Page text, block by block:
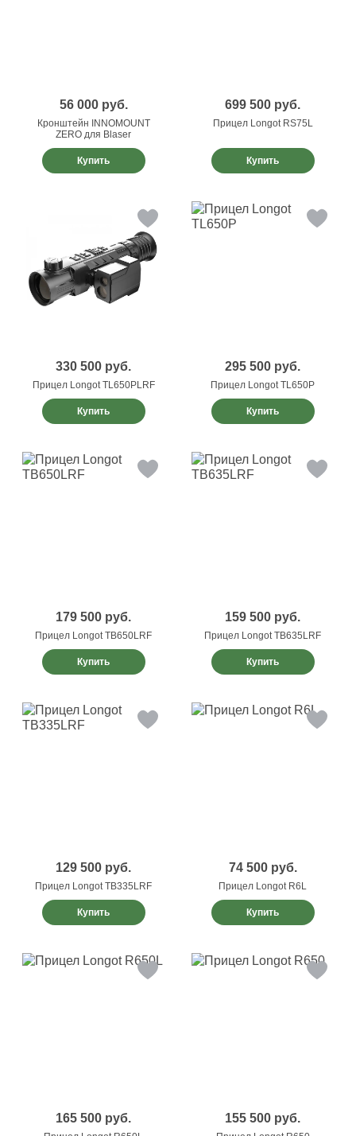
56 000 руб.
Кронштейн INNOMOUNT
ZERO для Blaser
Купить
699 500 руб.
Прицел Longot RS75L
Купить
330 500 руб.
Прицел Longot TL650PLRF
Купить
295 500 руб.
Прицел Longot TL650P
Купить
179 500 руб.
Прицел Longot TB650LRF
Купить
159 500 руб.
Прицел Longot TB635LRF
Купить
129 500 руб.
Прицел Longot TB335LRF
Купить
74 500 руб.
Прицел Longot R6L
Купить
165 500 руб. 155 500 руб.